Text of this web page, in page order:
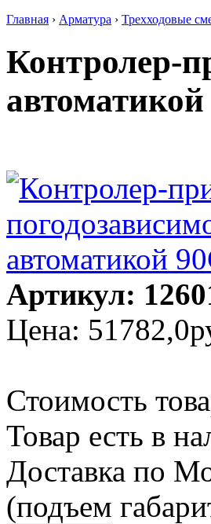
Главная › Арматура › Трехходовые
Контролер-
Артикул:
Цена:
Стоимость
Товар есть в
Доставка по
(подъем